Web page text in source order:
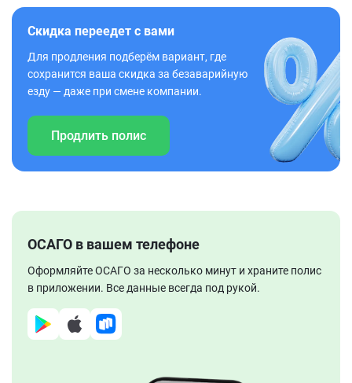
Скидка переедет с вами
Для продления подберём вариант, где
сохранится ваша скидка за безаварийную
езду — даже при смене компании.
Продлить полис
ОСАГО в вашем телефоне
Оформляйте ОСАГО за несколько минут и храните полис
в приложении. Все данные всегда под рукой.